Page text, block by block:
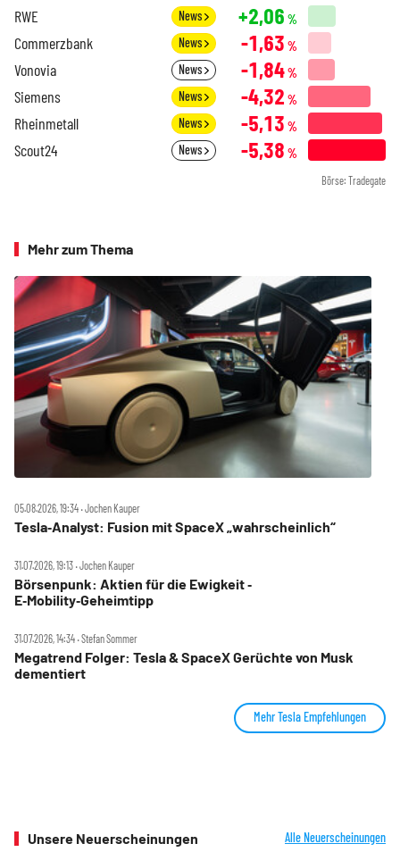
RWE News +2,06 %
Commerzbank News -1,63 %
Vonovia News -1,84%
Siemens News -4,32 %
Rheinmetall News -5,13 %
Scout24 News -5,38 %
Börse: Tradegate
Mehr zum Thema
05.08.2026, 19:34 ‧ Jochen Kauper
Tesla‑Analyst: Fusion mit SpaceX „wahrscheinlich“
31.07.2026, 19:13 ‧ Jochen Kauper
Börsenpunk: Aktien für die Ewigkeit ‑
E‑Mobility‑Geheimtipp
31.07.2026, 14:34 ‧ Stefan Sommer
Megatrend Folger: Tesla & SpaceX Gerüchte von Musk
dementiert
Mehr Tesla Empfehlungen
Unsere Neuerscheinungen Alle Neuerscheinungen